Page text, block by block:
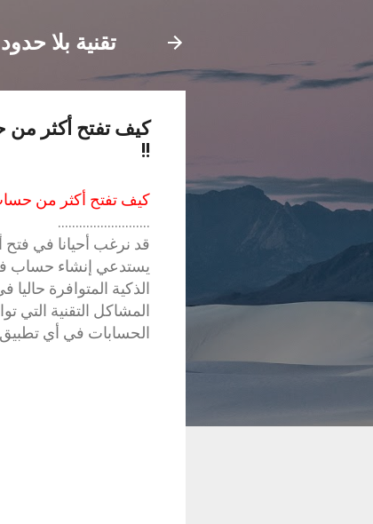
تقنية بلا حدود
كيف تفتح أكثر
!!
كيف تفتح أكثر من
..........................
قد نرغب أحيانا في
يستدعي إنشاء حساب
الذكية المتوافرة
المشاكل التقنية التي
الحسابات في أي